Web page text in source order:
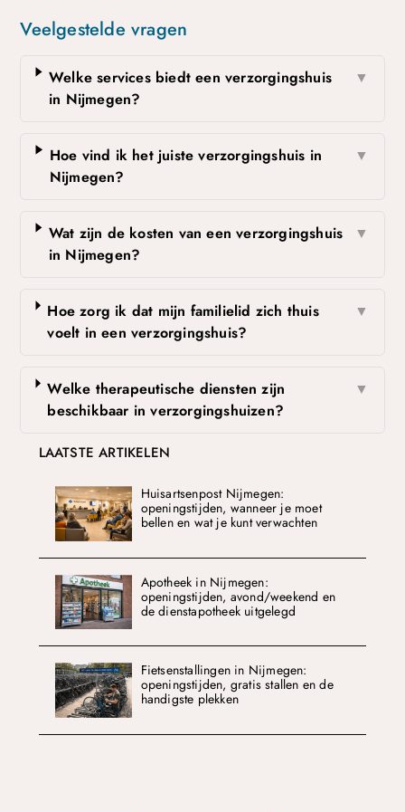
Veelgestelde vragen
Welke services biedt een verzorgingshuis
in Nijmegen?
▼
Hoe vind ik het juiste verzorgingshuis in
Nijmegen?
▼
Wat zijn de kosten van een verzorgingshuis
in Nijmegen?
▼
Hoe zorg ik dat mijn familielid zich thuis
voelt in een verzorgingshuis?
▼
Welke therapeutische diensten zijn
beschikbaar in verzorgingshuizen?
▼
LAATSTE ARTIKELEN
Huisartsenpost Nijmegen:
openingstijden, wanneer je moet
bellen en wat je kunt verwachten
Apotheek in Nijmegen:
openingstijden, avond/weekend en
de dienstapotheek uitgelegd
Fietsenstallingen in Nijmegen:
openingstijden, gratis stallen en de
handigste plekken